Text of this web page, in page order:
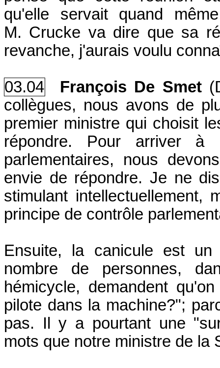
qu'elle servait quand
M. Crucke va dire que sa
revanche, j'aurais voulu
03.04 François De Smet
collègues, nous avons de
premier ministre qui choisit
répondre. Pour arriver à
parlementaires, nous
envie de répondre. Je ne
stimulant
principe de contrôle
Ensuite, la canicule est
nombre de personnes,
hémicycle, demandent
pilote dans la machine?";
pas. Il y a pourtant une
mots que notre ministre de la